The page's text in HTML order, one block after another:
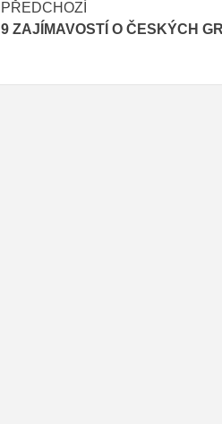
Post
navigation
PŘEDCHOZÍ
9 ZAJÍMAVOSTÍ O ČESKÝCH